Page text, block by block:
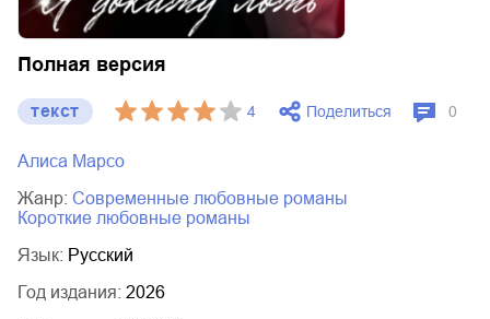
Полная версия
текст 4 Поделиться 0
Алиса Марсо
Жанр:
современные любовные романы
короткие любовные романы
Язык: Русский
Год издания: 2026